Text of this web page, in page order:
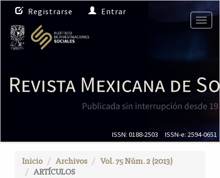
N
a
v
e
g
i
ó
n
c
Registrarse Entrar
ISSN: 0188-2503 ISSN-e: 2594-0651
Inicio Archivos
Vol. 75 Núm. 2 (2013)
ARTÍCULOS